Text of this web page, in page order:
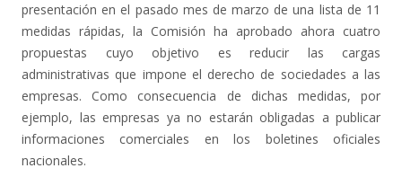
presentación en el pasado mes de marzo de una lista de 11
medidas rápidas, la Comisión ha aprobado ahora cuatro
propuestas cuyo objetivo es reducir las cargas
administrativas que impone el derecho de sociedades a las
empresas. Como consecuencia de dichas medidas, por
ejemplo, las empresas ya no estarán obligadas a publicar
informaciones comerciales en los boletines oficiales
nacionales.